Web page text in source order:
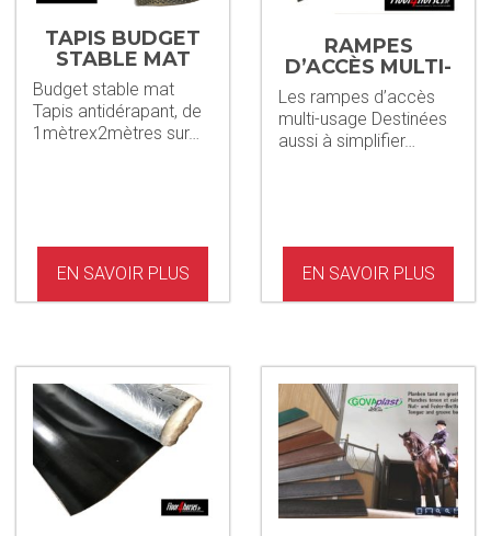
TAPIS BUDGET
STABLE MAT
Budget stable mat
Tapis antidérapant, de
1mètrex2mètres sur…
EN SAVOIR PLUS
RAMPES
D’ACCÈS MULTI-
USAGE
Les rampes d’accès
multi-usage Destinées
aussi à simplifier…
EN SAVOIR PLUS